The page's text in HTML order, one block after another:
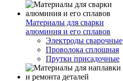
Материалы для сварки
алюминия и его сплавов
Электроды сварочные
Проволока сплошная
Прутки присадочные